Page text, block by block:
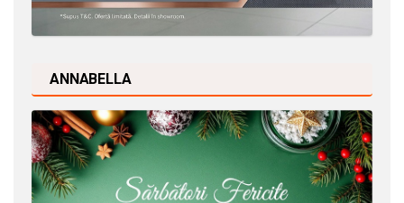
ANNABELLA